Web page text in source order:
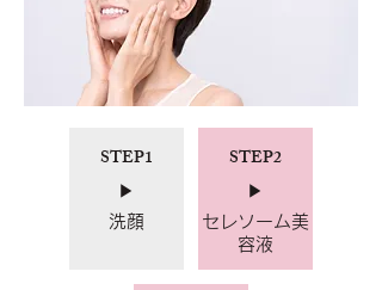
STEP1
▶
洗顔
STEP2
▶
セレソーム美
容液